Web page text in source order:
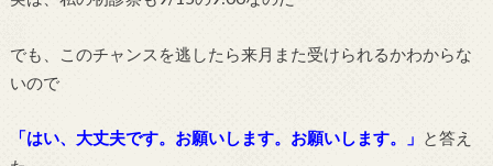
でも、このチャンスを逃したら来月また受けられるかわからな
いので
「はい、大丈夫です。お願いします。お願いします。」 と答え